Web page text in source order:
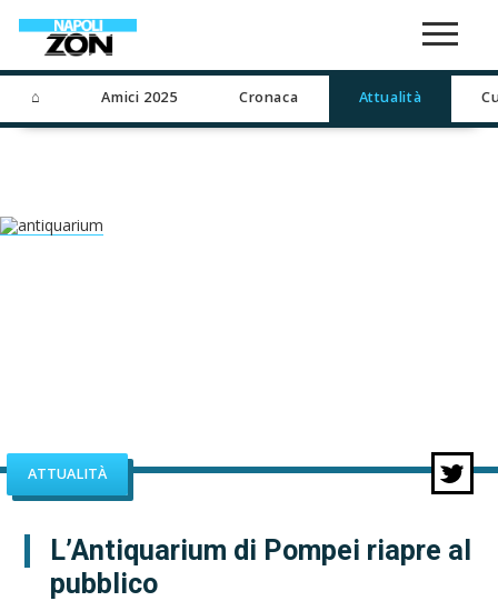
⌂ Amici 2025 Cronaca Attualità
ATTUALITÀ
L’Antiquarium di Pompei riapre al
pubblico